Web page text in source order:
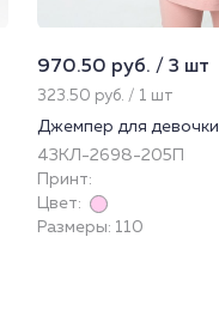
970.50 руб. / 3 шт
323.50 руб. / 1 шт
Джемпер для девочки
43КЛ-2698-205П
Принт:
Цвет:
Размеры: 110